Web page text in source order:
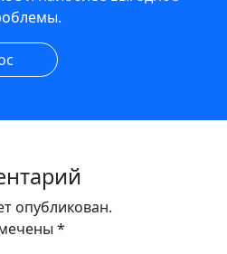
опубликован.
*